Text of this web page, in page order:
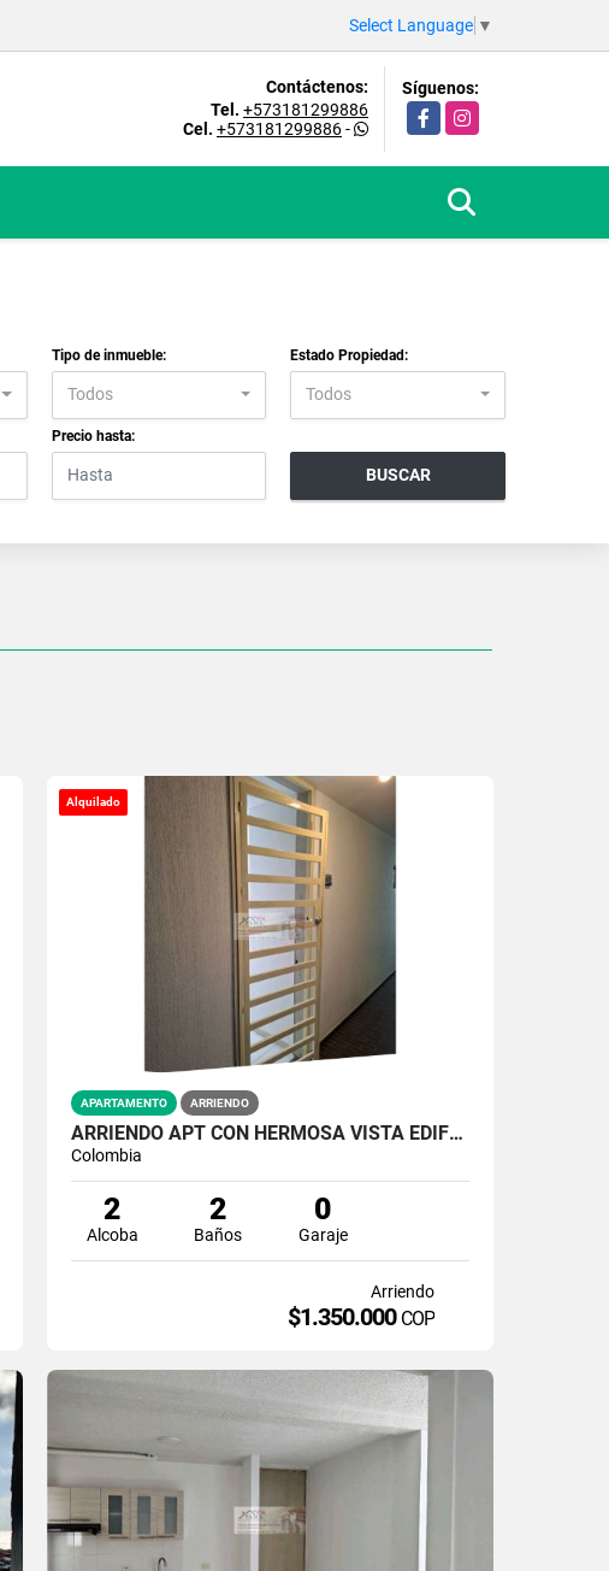
Select Language ▼
Contáctenos:
Tel. +573181299886
Cel. +573181299886-
Síguenos:
FacebookInstagram
Tipo de inmueble:
Todos
Estado Propiedad:
Todos
Precio hasta:
BUSCAR
Alquilado
APARTAMENTO ARRIENDO
ARRIENDO APT CON HERMOSA VISTA EDIFICIO NEW PORT
Colombia
2
Alcoba
2
Baños
0
Garaje
Arriendo
$1.350.000 COP